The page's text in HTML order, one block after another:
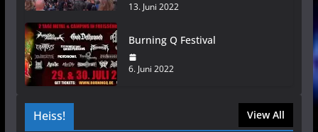
13. Juni 2022
Burning Q Festival
6. Juni 2022
Heiss! View All